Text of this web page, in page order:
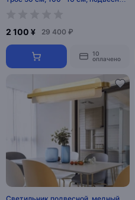
2 100 ¥ 29 400 ₽
10
оплачено